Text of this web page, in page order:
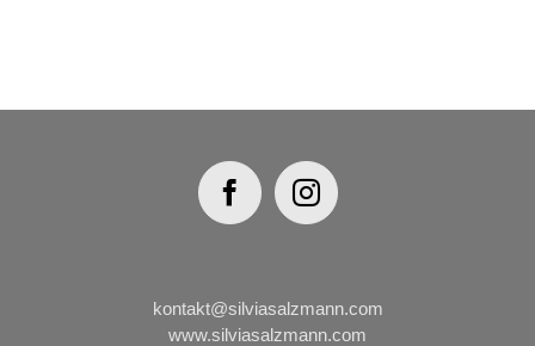
kontakt@silviasalzmann.com
www.silviasalzmann.com